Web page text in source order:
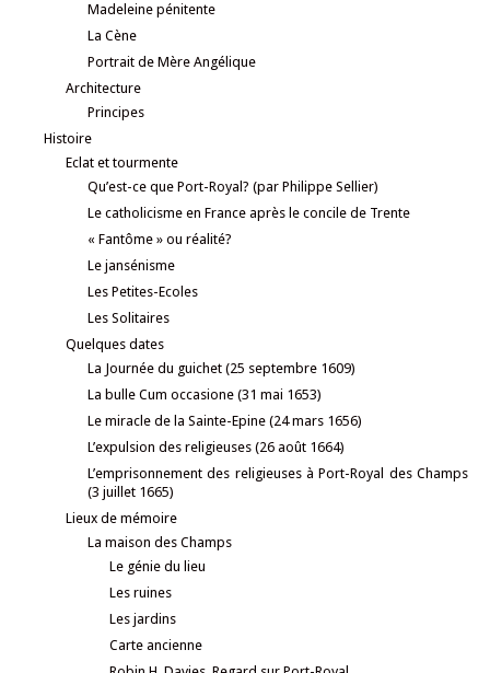
Madeleine pénitente
La Cène
Portrait de Mère Angélique
Architecture
Principes
Histoire
Eclat et tourmente
Qu’est-ce que Port-Royal? (par Philippe Sellier)
Le catholicisme en France après le concile de Trente
« Fantôme » ou réalité?
Le jansénisme
Les Petites-Ecoles
Les Solitaires
Quelques dates
La Journée du guichet (25 septembre 1609)
La bulle Cum occasione (31 mai 1653)
Le miracle de la Sainte-Epine (24 mars 1656)
L’expulsion des religieuses (26 août 1664)
L’emprisonnement des religieuses à Port-Royal des Champs
(3 juillet 1665)
Lieux de mémoire
La maison des Champs
Le génie du lieu
Les ruines
Les jardins
Carte ancienne